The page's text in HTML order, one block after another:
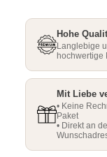
Hohe
Langlebige
hochwertige
Mit Liebe
• Keine
Paket
• Direkt an